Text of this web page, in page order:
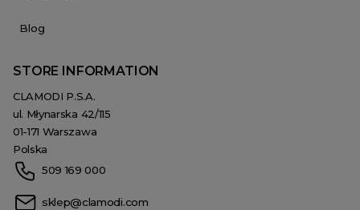
Blog
STORE INFORMATION
CLAMODI P.S.A.
ul. Młynarska 42/115
01-171 Warszawa
Polska
509 169 000
sklep@clamodi.com